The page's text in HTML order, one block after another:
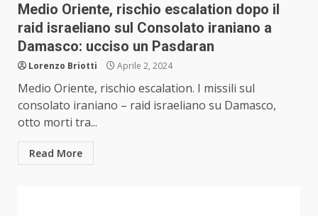
Medio Oriente, rischio escalation dopo il
raid israeliano sul Consolato iraniano a
Damasco: ucciso un Pasdaran
Lorenzo Briotti Aprile 2, 2024
Medio Oriente, rischio escalation. I missili sul
consolato iraniano – raid israeliano su Damasco,
otto morti tra...
Read More